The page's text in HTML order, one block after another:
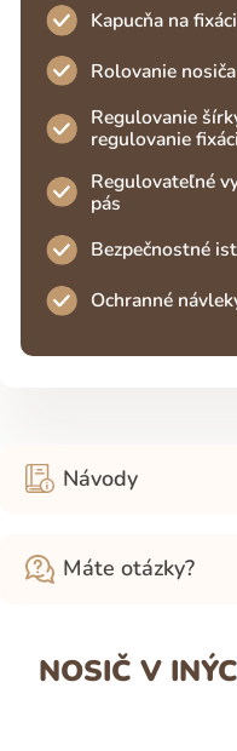
Kapucňa na
Rolovanie
Regulovanie
regulovanie
Regulovateľné
pás
Bezpečnostné
Ochranné
Návody
Máte otázky?
NOSIČ V